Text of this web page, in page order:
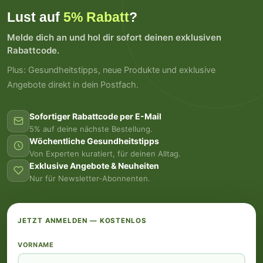
Lust auf 5% Rabatt?
Melde dich an und hol dir sofort deinen exklusiven
Rabattcode.
Plus: Gesundheitstipps, neue Produkte und exklusive
Angebote direkt in dein Postfach.
Sofortiger Rabattcode per E-Mail
5% auf deine nächste Bestellung.
Wöchentliche Gesundheitstipps
Von Experten kuratiert, für deinen Alltag.
Exklusive Angebote & Neuheiten
Nur für Newsletter-Abonnenten.
JETZT ANMELDEN — KOSTENLOS
VORNAME